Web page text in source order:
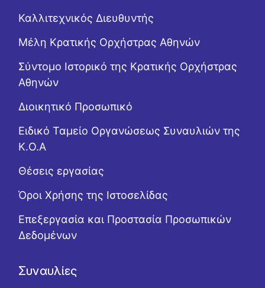
Καλλιτεχνικός Διευθυντής
Μέλη Κρατικής Ορχήστρας Αθηνών
Σύντομο Ιστορικό της Κρατικής Ορχήστρας
Αθηνών
Διοικητικό Προσωπικό
Ειδικό Ταμείο Οργανώσεως Συναυλιών της
Κ.Ο.Α
Θέσεις εργασίας
Όροι Χρήσης της Ιστοσελίδας
Επεξεργασία και Προστασία Προσωπικών
Δεδομένων
Συναυλίες